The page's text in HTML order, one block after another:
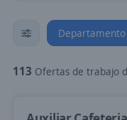
Departamento
113 Ofertas de trabajo de auxiliar